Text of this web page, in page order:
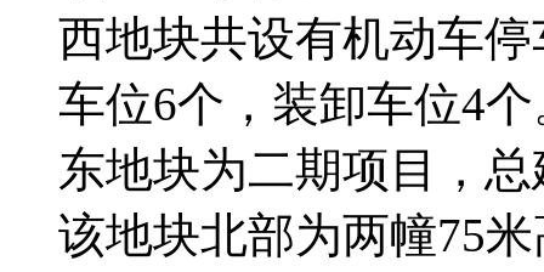
西地块共设有机动车
车位6个，装卸车位4个
东地块为二期项目，
该地块北部为两幢75